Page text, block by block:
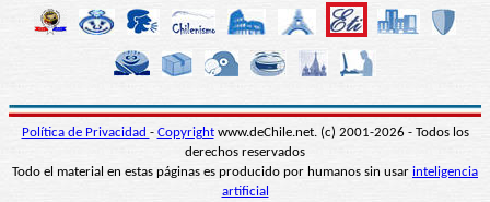
Política de Privacidad - Copyrightwww.deChile.net. (c) 2001-2026 - Todos los
derechos reservados
Todo el material en estas páginas es producido por humanos sin usar inteligencia
artificial